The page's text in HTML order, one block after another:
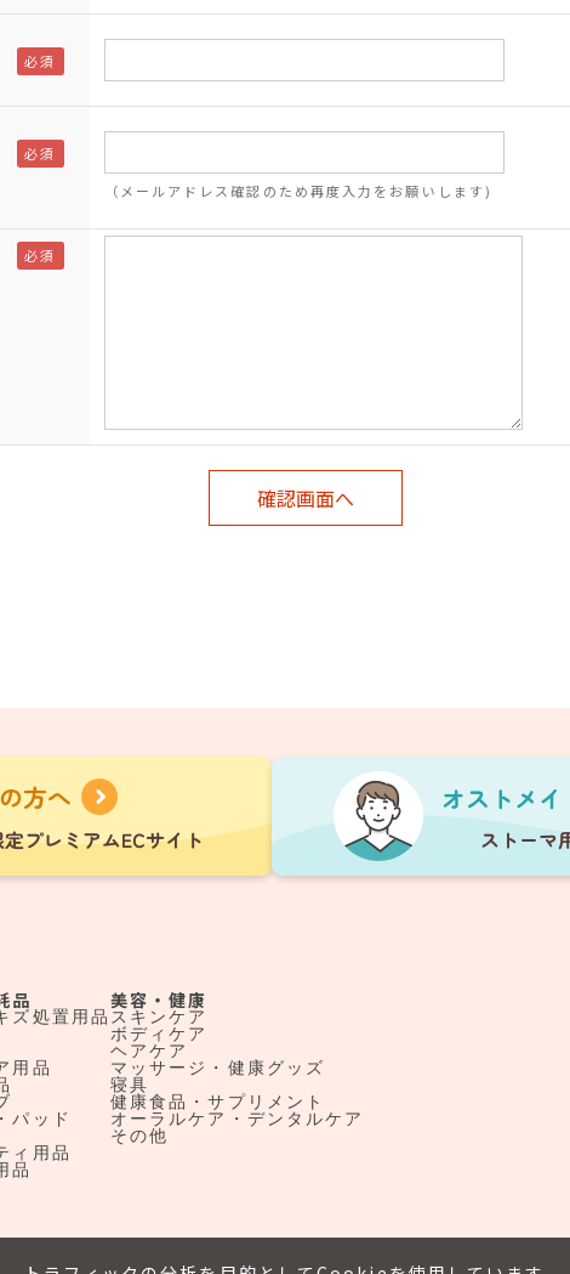
（メールアドレス確認のため再度入力をお願いします)
品
ズ処置用品
用品
パッド
ィ用品
品
美容・健康
スキンケア
ボディケア
ヘアケア
マッサージ・健康グッズ
寝具
健康食品・サプリメント
オーラルケア・デンタルケア
その他